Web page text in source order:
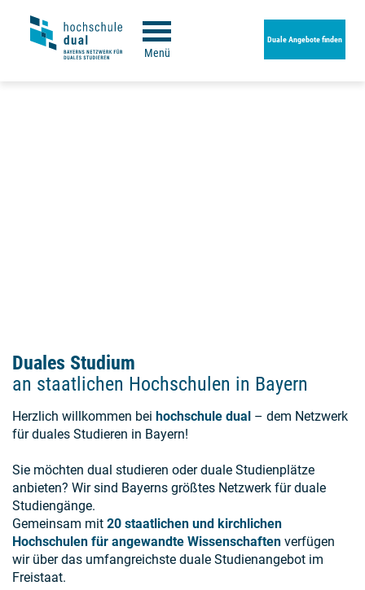
Menü
Duale Angebote finden
Duales Studium
an staatlichen Hochschulen in Bayern
Herzlich willkommen bei hochschule dual – dem Netzwerk
für duales Studieren in Bayern!
Sie möchten dual studieren oder duale Studienplätze
anbieten? Wir sind Bayerns größtes Netzwerk für duale
Studiengänge.
Gemeinsam mit 20 staatlichen und kirchlichen
Hochschulen für angewandte Wissenschaften verfügen
wir über das umfangreichste duale Studienangebot im
Freistaat.